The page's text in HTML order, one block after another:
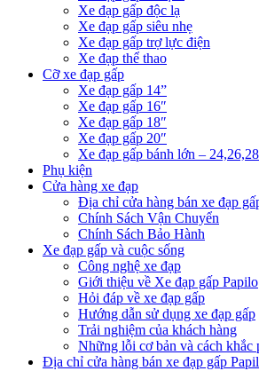
Xe đạp gấp độc lạ
Xe đạp gấp siêu nhẹ
Xe đạp gấp trợ lực điện
Xe đạp thể thao
Cỡ xe đạp gấp
Xe đạp gấp 14”
Xe đạp gấp 16″
Xe đạp gấp 18″
Xe đạp gấp 20″
Xe đạp gấp bánh lớn – 24,26,28
Phụ kiện
Cửa hàng xe đạp
Địa chỉ cửa hàng bán xe đạp
Chính Sách Vận Chuyển
Chính Sách Bảo Hành
Xe đạp gấp và cuộc sống
Công nghệ xe đạp
Giới thiệu về Xe đạp gấp Papilo
Hỏi đáp về xe đạp gấp
Hướng dẫn sử dụng xe đạp gấp
Trải nghiệm của khách hàng
Những lỗi cơ bản và cách khắc
Địa chỉ cửa hàng bán xe đạp gấp